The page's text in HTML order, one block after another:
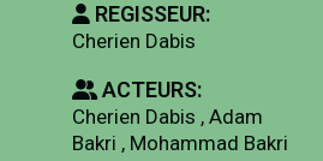
REGISSEUR:
Cherien Dabis
ACTEURS:
Cherien Dabis , Adam
Bakri , Mohammad Bakri